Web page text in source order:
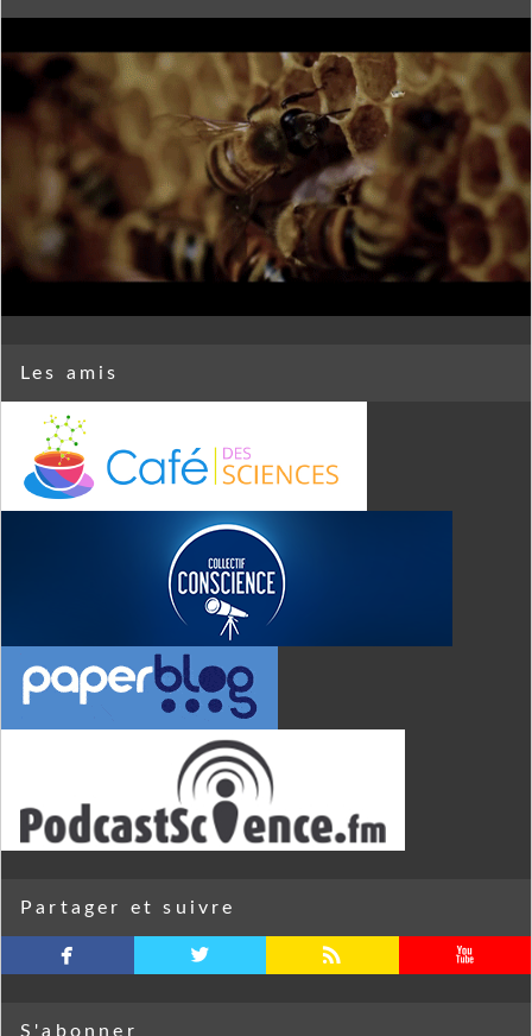
Les amis
Partager et suivre
facebook twitterbird rss youtube
S'abonner